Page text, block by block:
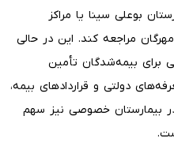
بوعلی سینا یا مراکز
مراجعه کند. این در حالی
برای بیمه‌شدگان تأمین
دولتی و قراردادهای بیمه،
بیمارستان خصوصی نیز سهم